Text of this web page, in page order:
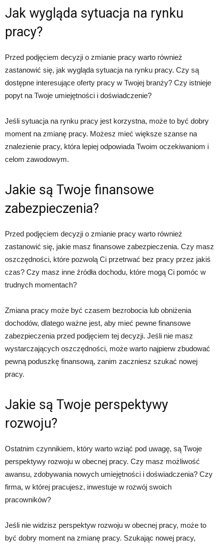
Jak wygląda sytuacja na rynku
pracy?
Przed podjęciem decyzji o zmianie pracy warto również
zastanowić się, jak wygląda sytuacja na rynku pracy. Czy są
dostępne interesujące oferty pracy w Twojej branży? Czy istnieje
popyt na Twoje umiejętności i doświadczenie?
Jeśli sytuacja na rynku pracy jest korzystna, może to być dobry
moment na zmianę pracy. Możesz mieć większe szanse na
znalezienie pracy, która lepiej odpowiada Twoim oczekiwaniom i
celom zawodowym.
Jakie są Twoje finansowe
zabezpieczenia?
Przed podjęciem decyzji o zmianie pracy warto również
zastanowić się, jakie masz finansowe zabezpieczenia. Czy masz
oszczędności, które pozwolą Ci przetrwać bez pracy przez jakiś
czas? Czy masz inne źródła dochodu, które mogą Ci pomóc w
trudnych momentach?
Zmiana pracy może być czasem bezrobocia lub obniżenia
dochodów, dlatego ważne jest, aby mieć pewne finansowe
zabezpieczenia przed podjęciem tej decyzji. Jeśli nie masz
wystarczających oszczędności, może warto najpierw zbudować
pewną poduszkę finansową, zanim zaczniesz szukać nowej
pracy.
Jakie są Twoje perspektywy
rozwoju?
Ostatnim czynnikiem, który warto wziąć pod uwagę, są Twoje
perspektywy rozwoju w obecnej pracy. Czy masz możliwość
awansu, zdobywania nowych umiejętności i doświadczenia? Czy
firma, w której pracujesz, inwestuje w rozwój swoich
pracowników?
Jeśli nie widzisz perspektyw rozwoju w obecnej pracy, może to
być dobry moment na zmianę pracy. Szukając nowej pracy,